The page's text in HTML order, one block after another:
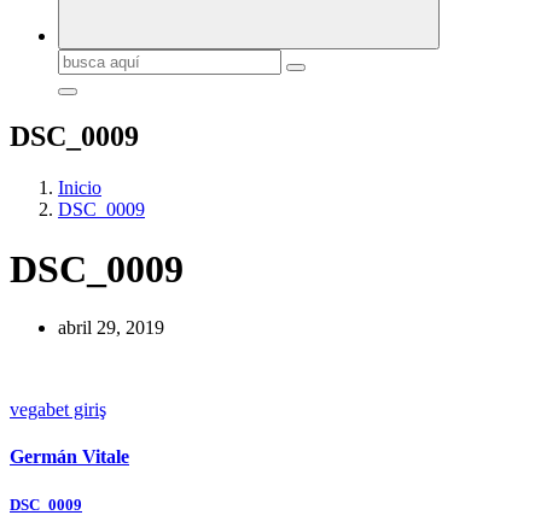
Buscar:
DSC_0009
Inicio
DSC_0009
DSC_0009
abril 29, 2019
vegabet giriş
Germán Vitale
Navegación
DSC_0009